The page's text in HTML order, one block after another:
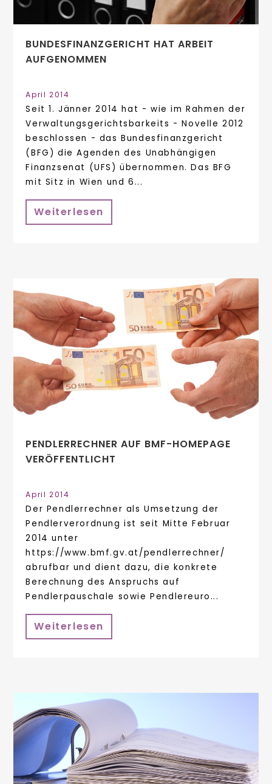
BUNDESFINANZGERICHT HAT ARBEIT
AUFGENOMMEN
April 2014
Seit 1. Jänner 2014 hat - wie im Rahmen der
Verwaltungsgerichtsbarkeits - Novelle 2012
beschlossen - das Bundesfinanzgericht
(BFG) die Agenden des Unabhängigen
Finanzsenat (UFS) übernommen. Das BFG
mit Sitz in Wien und 6...
Weiterlesen
PENDLERRECHNER AUF BMF-HOMEPAGE
VERÖFFENTLICHT
April 2014
Der Pendlerrechner als Umsetzung der
Pendlerverordnung ist seit Mitte Februar
2014 unter
https://www.bmf.gv.at/pendlerrechner/
abrufbar und dient dazu, die konkrete
Berechnung des Anspruchs auf
Pendlerpauschale sowie Pendlereuro...
Weiterlesen